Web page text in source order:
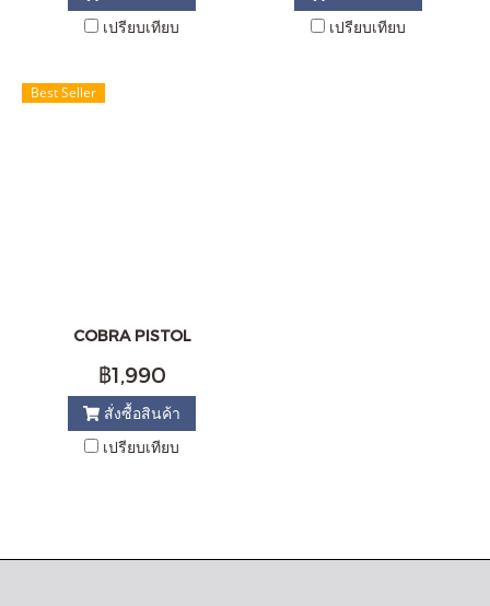
เปรียบเทียบ
เปรียบเทียบ
Best Seller
COBRA PISTOL
฿1,990
สั่งซื้อสินค้า
เปรียบเทียบ